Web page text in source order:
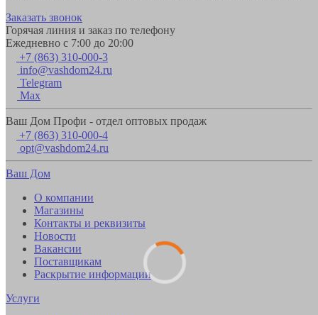
Заказать звонок
Горячая линия и заказ по телефону
Ежедневно с 7:00 до 20:00
+7 (863) 310-000-3
info@vashdom24.ru
Telegram
Max
Ваш Дом Профи - отдел оптовых продаж
+7 (863) 310-000-4
opt@vashdom24.ru
Ваш Дом
О компании
Магазины
Контакты и реквизиты
Новости
Вакансии
Поставщикам
Раскрытие информации
Услуги